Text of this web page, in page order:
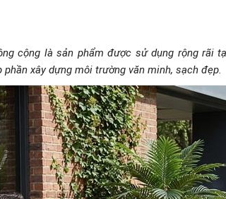
cộng là sản phẩm được sử dụng rộng rãi
phần xây dựng môi trường văn minh, sạch đẹp.